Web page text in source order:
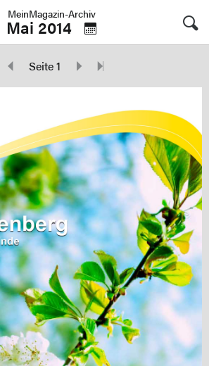
MeinMagazin-Archiv
Mai 2014
Seite 1